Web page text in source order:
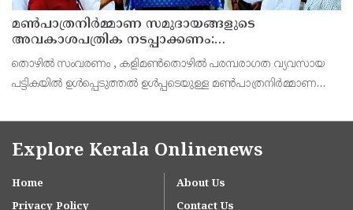
മൺപാത്രനിർമ്മാണ സമുദായങ്ങളുടെ
അവകാശപത്രിക നടപ്പാക്കണം:
മൺപാത്രനിർമ്മാണ സമുദായ സഭ
തൊഴിൽ സംവരണം , കളിമൺതൊഴിൽ പരമ്പരാഗത വ്യവസായ
പട്ടികയിൽ ഉൾപ്പെടുത്തൽ ഉൾപ്പടെയുള്ള മൺപാത്രനിർമ്മാണ
നടപ്പിലാക്കണമെന്ന് കേരള മൺപാത്രനിർമ്മാണ സമുദായ
Explore Kerala Onlinenews
Home
About Us
Privacy Policy
Contact Us